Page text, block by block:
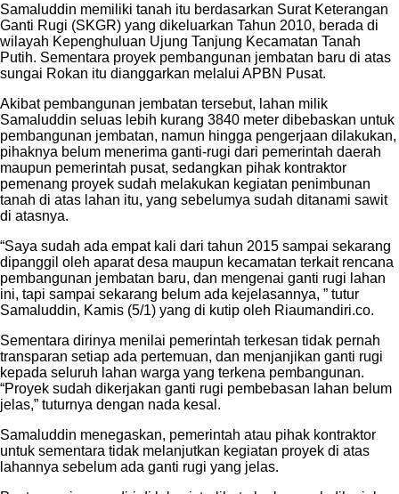
Samaluddin memiliki tanah itu berdasarkan Surat Keterangan
Ganti Rugi (SKGR) yang dikeluarkan Tahun 2010, berada di
wilayah Kepenghuluan Ujung Tanjung Kecamatan Tanah
Putih. Sementara proyek pembangunan jembatan baru di atas
sungai Rokan itu dianggarkan melalui APBN Pusat.
Akibat pembangunan jembatan tersebut, lahan milik
Samaluddin seluas lebih kurang 3840 meter dibebaskan untuk
pembangunan jembatan, namun hingga pengerjaan dilakukan,
pihaknya belum menerima ganti-rugi dari pemerintah daerah
maupun pemerintah pusat, sedangkan pihak kontraktor
pemenang proyek sudah melakukan kegiatan penimbunan
tanah di atas lahan itu, yang sebelumya sudah ditanami sawit
di atasnya.
“Saya sudah ada empat kali dari tahun 2015 sampai sekarang
dipanggil oleh aparat desa maupun kecamatan terkait rencana
pembangunan jembatan baru, dan mengenai ganti rugi lahan
ini, tapi sampai sekarang belum ada kejelasannya, ” tutur
Samaluddin, Kamis (5/1) yang di kutip oleh Riaumandiri.co.
Sementara dirinya menilai pemerintah terkesan tidak pernah
transparan setiap ada pertemuan, dan menjanjikan ganti rugi
kepada seluruh lahan warga yang terkena pembangunan.
“Proyek sudah dikerjakan ganti rugi pembebasan lahan belum
jelas,” tuturnya dengan nada kesal.
Samaluddin menegaskan, pemerintah atau pihak kontraktor
untuk sementara tidak melanjutkan kegiatan proyek di atas
lahannya sebelum ada ganti rugi yang jelas.